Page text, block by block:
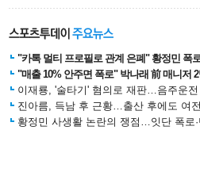
"카톡 멀티 프로필로 관계 은폐" 황정민 폭
"매출 10% 안주면 폭로" 박나래 前 매니저
이재룡, '술타기' 혐의로 재판…음주운
진아름, 득남 후 근황…출산 후에도 여
황정민 사생활 논란의 쟁점…잇단 폭로